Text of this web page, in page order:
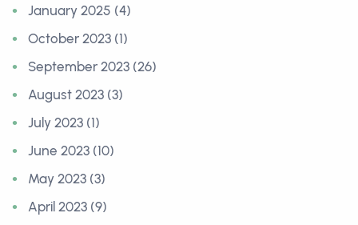
January 2025 (4)
October 2023 (1)
September 2023 (26)
August 2023 (3)
July 2023 (1)
June 2023 (10)
May 2023 (3)
April 2023 (9)